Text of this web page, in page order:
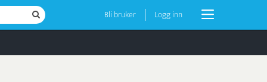
Bli bruker Logg inn